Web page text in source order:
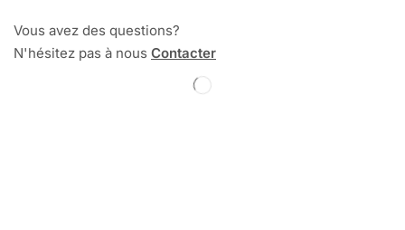
Vous avez des questions?
N'hésitez pas à nous Contacter